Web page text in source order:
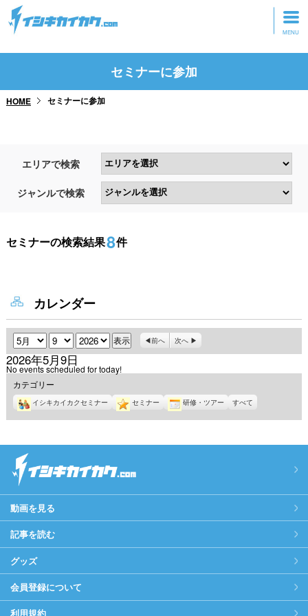
トップページ
研修・ツアーに参加
セミナーに参加
HOME セミナーに参加
エリアで検索
ジャンルで検索
セミナーの検索結果8件
カレンダー
月 日 年 前へ 次へ
2026年5月9日
No events scheduled for today!
カテゴリー
イシキカイカクセミナー セミナー 研修・ツアー すべて
動画を見る
記事を読む
グッズ
会員登録について